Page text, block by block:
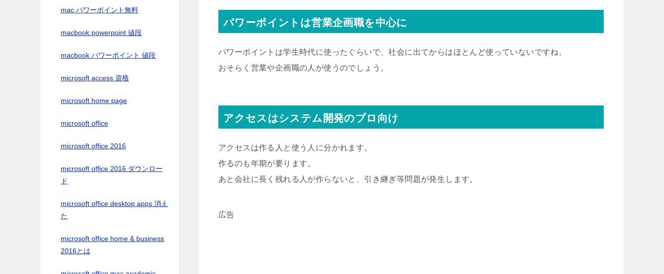
パワーポイントは営業企画職を中心に
パワーポイントは学生時代に使ったぐらいで、社会に出てからはほとんど使っていないですね。
おそらく営業や企画職の人が使うのでしょう。
アクセスはシステム開発のプロ向け
アクセスは作る人と使う人に分かれます。
作るのも年期が要ります。
あと会社に長く残れる人が作らないと、引き継ぎ等問題が発生します。
広告
mac パワーポイント無料
macbook powerpoint 値段
macbook パワーポイント 値段
microsoft access 資格
microsoft home page
microsoft office
microsoft office 2016
microsoft office 2016 ダウンロー
ド
microsoft office desktop apps 消え
た
microsoft office home & business
2016とは